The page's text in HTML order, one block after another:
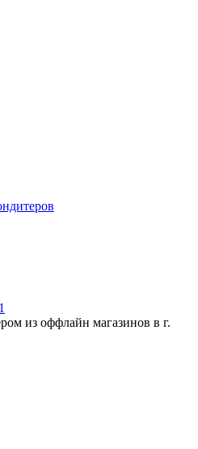
из оффлайн магазинов в г.